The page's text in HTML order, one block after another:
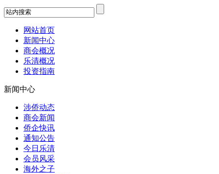
网站首页
新闻中心
商会概况
乐清概况
投资指南
新闻中心
涉侨动态
商会新闻
侨企快讯
通知公告
今日乐清
会员风采
海外之子